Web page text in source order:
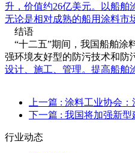
升，价值约26亿美元。以船舶
无论是相对成熟的船用涂料市
结语
“十二五”期间，我国船舶涂
强环境友好型的防污技术和防
设计、施工、管理。提高船舶
上一篇 : 涂料工业协会
下一篇 : 我国将加强新
行业动态